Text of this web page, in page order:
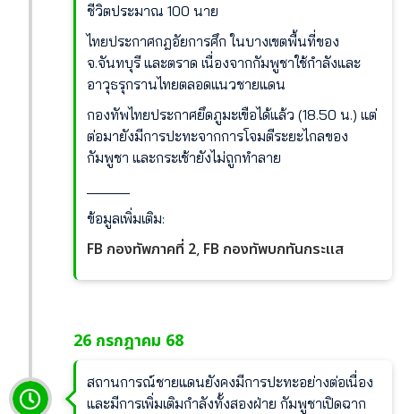
ชีวิตประมาณ 100 นาย
ไทยประกาศกฎอัยการศึก ในบางเขตพื้นที่ของ
จ.จันทบุรี และตราด เนื่องจากกัมพูชาใช้กำลังและ
อาวุธรุกรานไทยตลอดแนวชายแดน
กองทัพไทยประกาศยึดภูมะเขือได้แล้ว (18.50 น.) แต่
ต่อมายังมีการปะทะจากการโจมตีระยะไกลของ
กัมพูชา และกระเช้ายังไม่ถูกทำลาย
ข้อมูลเพิ่มเติม:
FB กองทัพภาคที่ 2 FB กองทัพบกทันกระแส
26 กรกฎาคม 68
สถานการณ์ชายแดนยังคงมีการปะทะอย่างต่อเนื่อง
และมีการเพิ่มเติมกำลังทั้งสองฝ่าย กัมพูชาเปิดฉาก